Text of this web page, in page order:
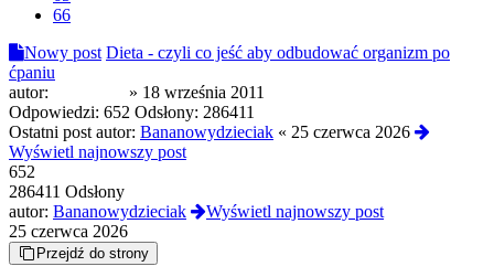
66
Nowy post Dieta - czyli co jeść aby odbudować organizm po
ćpaniu
autor:
» 18 września 2011
Odpowiedzi: 652 Odsłony: 286411
Ostatni post autor: Bananowydzieciak « 25 czerwca 2026
Wyświetl najnowszy post
652
286411 Odsłony
autor: Bananowydzieciak
Wyświetl najnowszy post
25 czerwca 2026
Przejdź do strony